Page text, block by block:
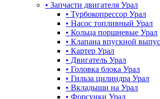
• Запчасти двигателя Урал
• Турбокопрессор Урал
• Насос топливный Урал
• Кольца поршневые Урал
• Клапана впускной
• Картер Урал
• Двигатель Урал
• Головка блока Урал
• Гильза цилиндра Урал
• Вкладыши на Урал
• Форсунки Урал